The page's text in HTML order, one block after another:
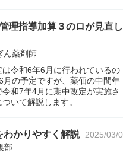
理指導加算３のロが見直し
ん薬剤師
令和6年6月に行われているの
月の予定ですが、薬価の中間年
和7年4月に期中改定が実施さ
いて解説します。
わかりやすく解説 2025/03/0
部